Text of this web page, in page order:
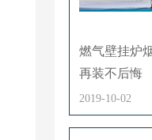
燃气壁挂炉
再装不后悔
2019-10-02